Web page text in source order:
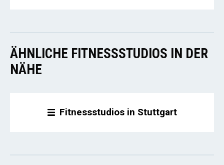
ÄHNLICHE FITNESSSTUDIOS IN DER
NÄHE
Fitnessstudios in Stuttgart